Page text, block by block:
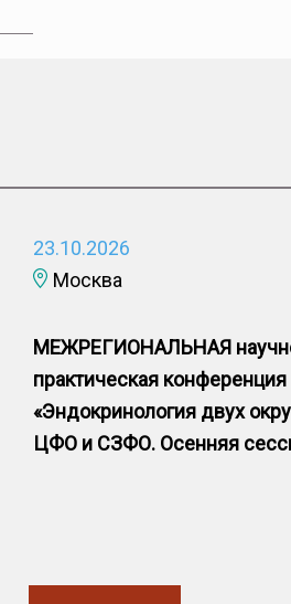
23.10.2026
Москва
МЕЖРЕГИОНАЛЬНАЯ
практическая конференция
«Эндокринология двух
ЦФО и СЗФО. Осенняя